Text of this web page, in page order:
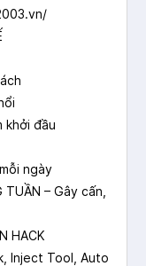
khởi đầu
ngày
TUẦN – Gây cấn,
HACK
Inject Tool, Auto